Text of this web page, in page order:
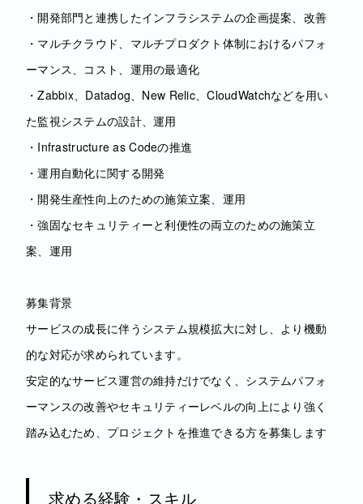
・開発部門と連携したインフラシステムの企画提案、改善
・マルチクラウド、マルチプロダクト体制におけるパフォ
ーマンス、コスト、運用の最適化
・Zabbix、Datadog、New Relic、CloudWatchなどを用い
た監視システムの設計、運用
・Infrastructure as Codeの推進
・運用自動化に関する開発
・開発生産性向上のための施策立案、運用
・強固なセキュリティーと利便性の両立のための施策立
案、運用
募集背景
サービスの成長に伴うシステム規模拡大に対し、より機動
的な対応が求められています。
安定的なサービス運営の維持だけでなく、システムパフォ
ーマンスの改善やセキュリティーレベルの向上により強く
踏み込むため、プロジェクトを推進できる方を募集します
求める経験・スキル